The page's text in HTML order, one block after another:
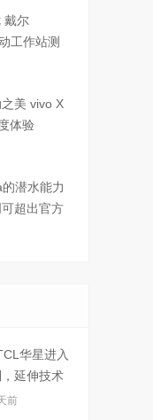
戴尔
工作站测
美 vivo X
体验
潜水能力
超出官方
华星进入
延伸技术
前